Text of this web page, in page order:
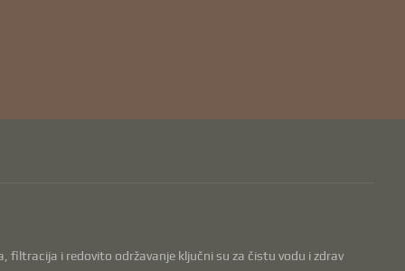
i redovito održavanje ključni su za čistu vodu i zdrav